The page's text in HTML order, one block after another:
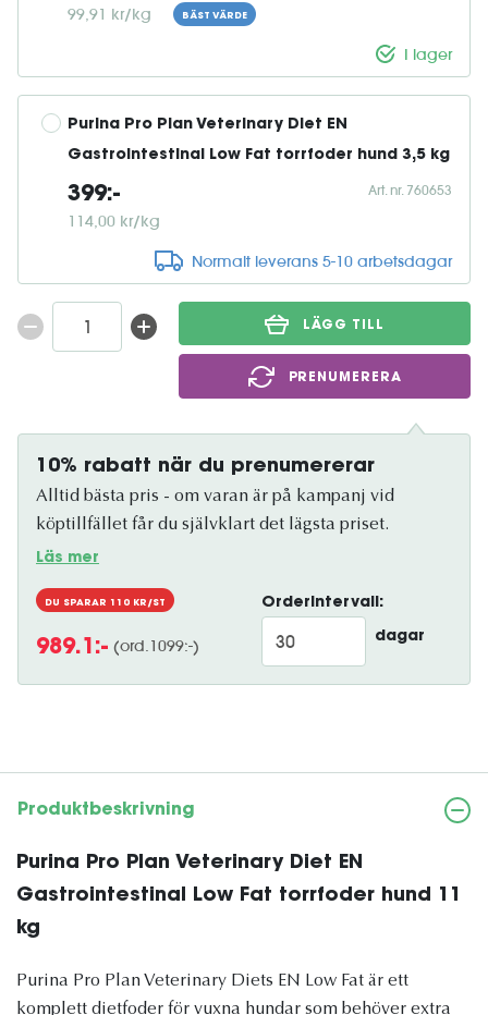
99,91 kr/kg BÄST VÄRDE
I lager
Purina Pro Plan Veterinary Diet EN
Gastrointestinal Low Fat torrfoder hund 3,5 kg
399:-
114,00 kr/kg
Art. nr. 760653
Normalt leverans 5-10 arbetsdagar
LÄGG TILL
PRENUMERERA
10% rabatt när du prenumererar
Alltid bästa pris - om varan är på kampanj vid
köptillfället får du självklart det lägsta priset.
Läs mer
DU SPARAR 110 KR/ST
989.1 :- (ord.1099:-)
Orderintervall:
dagar
Produktbeskrivning
Purina Pro Plan Veterinary Diet EN
Gastrointestinal Low Fat torrfoder hund 11
kg
Purina Pro Plan Veterinary Diets EN Low Fat är ett
komplett dietfoder för vuxna hundar som behöver extra